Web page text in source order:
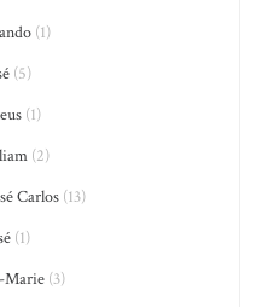
(1)
(5)
(1)
(2)
Carlos (13)
(1)
Marie (3)